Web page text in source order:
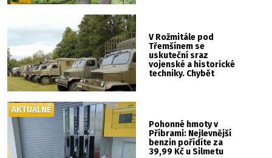
V Rožmitále pod
Třemšínem se
uskuteční sraz
vojenské a historické
techniky. Chybět
Pohonné hmoty v
Příbrami: Nejlevnější
benzin pořídíte za
39,99 Kč u Silmetu
AKTUÁLNĚ